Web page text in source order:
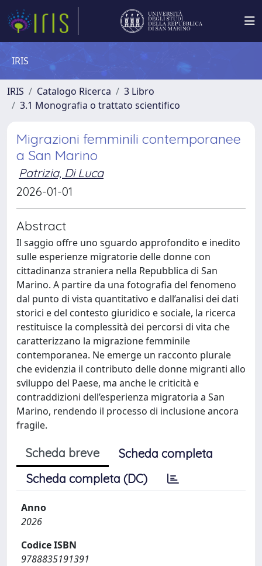
IRIS
IRIS Catalogo Ricerca
3 Libro
3.1 Monografia o trattato scientifico
Migrazioni femminili contemporanee
a San Marino
Patrizia, Di Luca
2026-01-01
Abstract
Il saggio offre uno sguardo approfondito e inedito
sulle esperienze migratorie delle donne con
cittadinanza straniera nella Repubblica di San
Marino. A partire da una fotografia del fenomeno
dal punto di vista quantitativo e dall’analisi dei dati
storici e del contesto giuridico e sociale, la ricerca
restituisce la complessità dei percorsi di vita che
caratterizzano la migrazione femminile
contemporanea. Ne emerge un racconto plurale
che evidenzia il contributo delle donne migranti allo
sviluppo del Paese, ma anche le criticità e
contraddizioni dell’esperienza migratoria a San
Marino, rendendo il processo di inclusione ancora
fragile.
Scheda breve
Scheda completa
Scheda completa (DC)
Anno
2026
Codice ISBN
9788835191391